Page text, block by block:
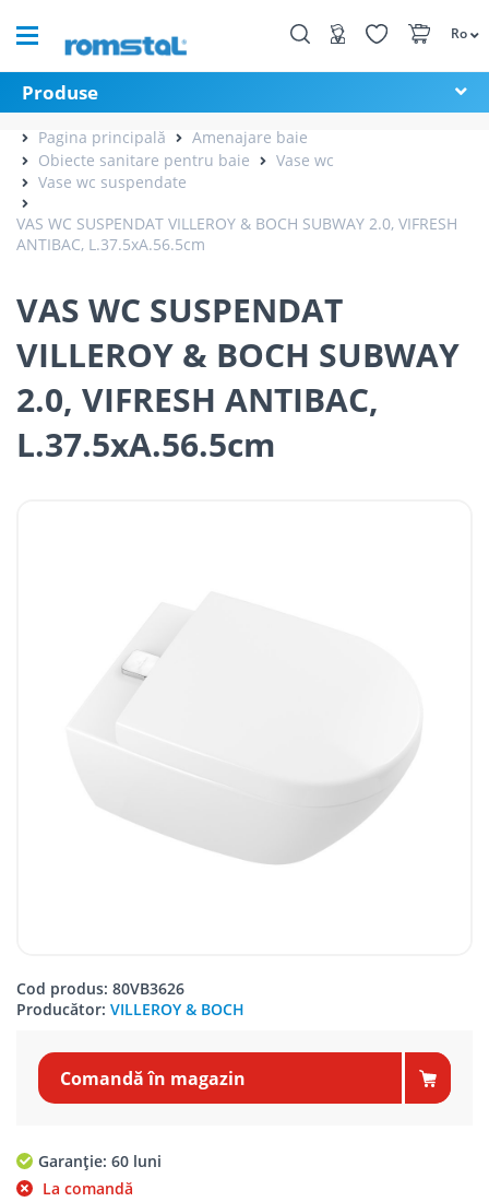
Ro
Produse
Pagina principală
Amenajare baie
Obiecte sanitare pentru baie
Vase wc
Vase wc suspendate
VAS WC SUSPENDAT VILLEROY & BOCH SUBWAY 2.0, VIFRESH
ANTIBAC, L.37.5xA.56.5cm
VAS WC SUSPENDAT
VILLEROY & BOCH SUBWAY
2.0, VIFRESH ANTIBAC,
L.37.5xA.56.5cm
Cod produs: 80VB3626
Producător: VILLEROY & BOCH
Comandă în magazin
Garanție: 60 luni
La comandă